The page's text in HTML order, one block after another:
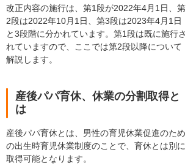
改正内容の施行は、第1段が2022年4月1日、第
2段は2022年10月1日、第3段は2023年4月1日
と3段階に分かれています。第1段は既に施行さ
れていますので、ここでは第2段以降について
解説します。
産後パパ育休、休業の分割取得と
は
産後パパ育休とは、男性の育児休業促進のため
の出生時育児休業制度のことで、育休とは別に
取得可能となります。